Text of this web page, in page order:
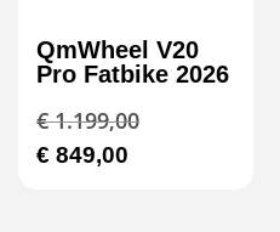
QmWheel V20
Pro Fatbike 2026
€1.199,00
€ 849,00